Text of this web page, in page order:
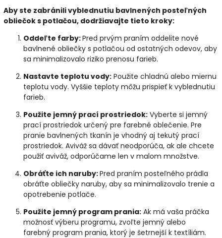
Aby ste zabránili vyblednutiu bavlnených posteľných
obliečok s potlačou, dodržiavajte tieto kroky:
Oddeľte farby:Pred prvým praním oddelite nové
bavlnené obliečky s potlačou od ostatných odevov, aby
sa minimalizovalo riziko prenosu farieb.
Nastavte teplotu vody: Použite chladnú alebo miernu
teplotu vody. Vyššie teploty môžu prispieť k vyblednutiu
farieb.
Použite jemný prací prostriedok: Vyberte si jemný
prací prostriedok určený pre farebné oblečenie. Pre
pranie bavlnených tkanín je vhodný aj tekutý prací
prostriedok. Aviváž sa dávať neodporúča, ak ale chcete
použiť aviváž, odporúčame len v malom množstve.
Obráťte ich naruby:Pred praním posteľného prádla
obráťte obliečky naruby, aby sa minimalizovalo trenie a
opotrebenie potlače.
Použite jemný program prania: Ak má vaša práčka
možnosť výberu programu, zvoľte jemný alebo
farebný program prania, ktorý je šetrnejší k textíliám.